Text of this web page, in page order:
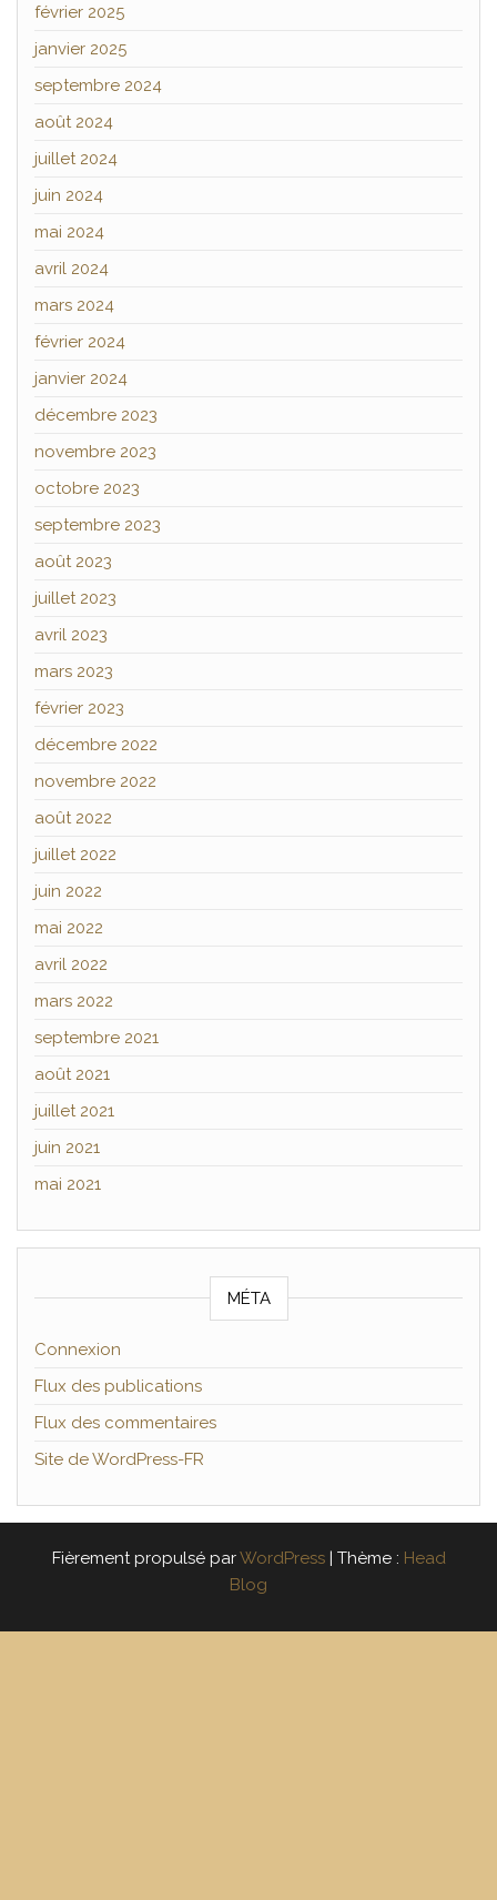
février 2025
janvier 2025
septembre 2024
août 2024
juillet 2024
juin 2024
mai 2024
avril 2024
mars 2024
février 2024
janvier 2024
décembre 2023
novembre 2023
octobre 2023
septembre 2023
août 2023
juillet 2023
avril 2023
mars 2023
février 2023
décembre 2022
novembre 2022
août 2022
juillet 2022
juin 2022
mai 2022
avril 2022
mars 2022
septembre 2021
août 2021
juillet 2021
juin 2021
mai 2021
MÉTA
Connexion
Flux des publications
Flux des commentaires
Site de WordPress-FR
Fièrement propulsé parWordPress | Thème : Head
Blog